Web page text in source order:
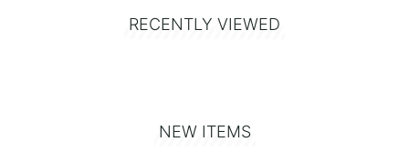
RECENTLY VIEWED
NEW ITEMS